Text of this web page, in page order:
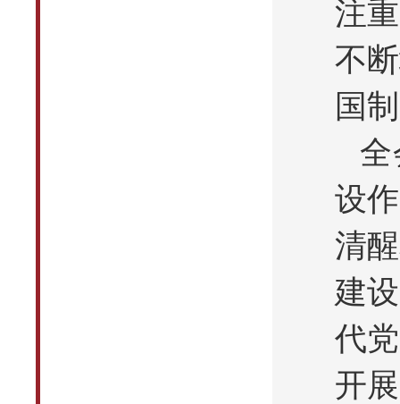
注
不
国
设
清
建
代
开